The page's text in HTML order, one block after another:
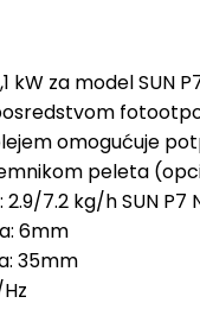
kW za model SUN
omogućuje
peleta
7.2 kg/h SUN P7
6mm
35mm